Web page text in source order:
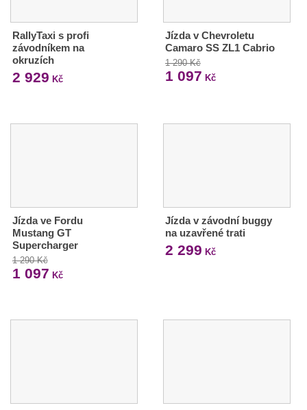
RallyTaxi s profi
závodníkem na
okruzích
2 929 Kč
Jízda v Chevroletu
Camaro SS ZL1 Cabrio
1 290 Kč
1 097 Kč
Jízda ve Fordu
Mustang GT
Supercharger
1 290 Kč
1 097 Kč
Jízda v závodní buggy
na uzavřené trati
2 299 Kč